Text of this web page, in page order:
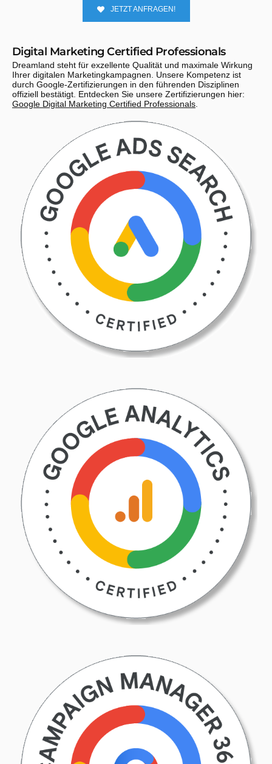
JETZT ANFRAGEN!
Digital Marketing Certified Professionals
Dreamland steht für exzellente Qualität und maximale Wirkung
Ihrer digitalen Marketingkampagnen. Unsere Kompetenz ist
durch Google-Zertifizierungen in den führenden Disziplinen
offiziell bestätigt. Entdecken Sie unsere Zertifizierungen hier:
Google Digital Marketing Certified Professionals.